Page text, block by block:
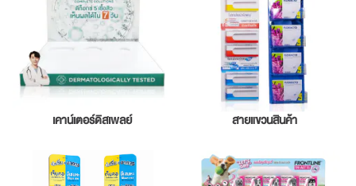
เคาน์เตอร์ดิสเพลย์ สายแขวนสินค้า